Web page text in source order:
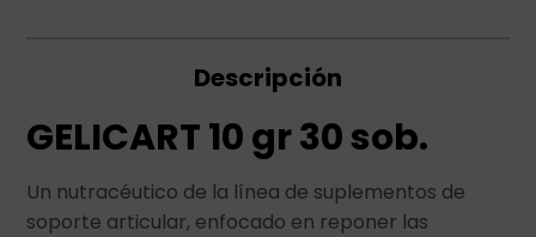
Descripción
GELICART 10 gr 30 sob.
Un nutracéutico de la línea de suplementos de
soporte articular, enfocado en reponer las